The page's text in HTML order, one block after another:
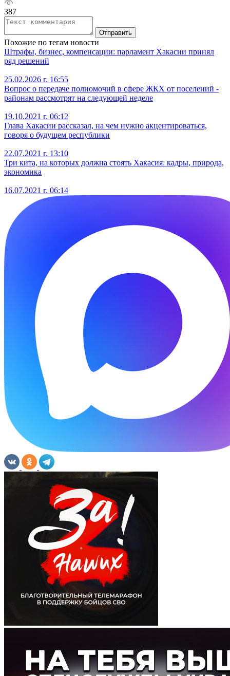
387
Отправить
Похожие по тегам новости
Штрафы, бизнес, компенсации: парламент Хакасии принял
ряд решений
25.02.2026 г. 16:55
Вопрос о передаче полномочий в сфере ЖКХ от поселений -
районам рассмотрят на следующей неделе
19.10.2021 г. 06:12
Глава Хакасии рассказал, на чем нужно акцентироваться,
говоря о будущем республики
22.07.2021 г. 13:10
Три кита, на которых должна стоять Хакасия: кадры, природа,
экономика
16.07.2021 г. 06:14